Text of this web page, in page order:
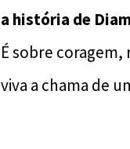
a história de
É sobre
viva a chama de